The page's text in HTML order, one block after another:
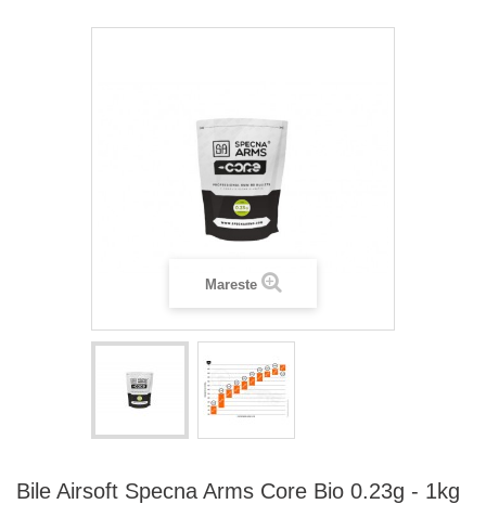
Mareste
Bile Airsoft Specna Arms Core Bio 0.23g - 1kg